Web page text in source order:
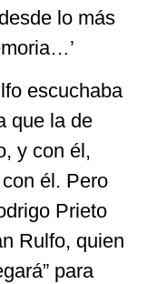
lo más
escuchaba
que la de
y con él,
él. Pero
Prieto
Rulfo, quien
para